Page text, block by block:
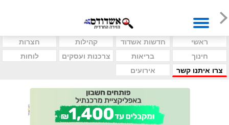
ראשי חדשות אשדוד קהילות
חצרות
חינוך
בריאות צרכנות ועסקים
לוחות
צרו איתנו קשר
אירועים